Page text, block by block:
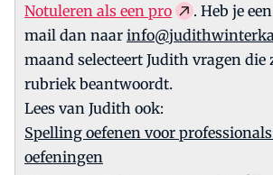
Notuleren als een pro
. Heb je
mail dan naar
maand selecteert Judith vragen die
rubriek beantwoordt.
Lees van Judith ook:
Spelling oefenen voor
oefeningen